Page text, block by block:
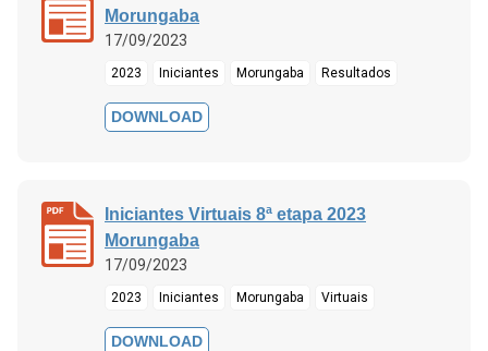
Morungaba
17/09/2023
2023 Iniciantes Morungaba Resultados
DOWNLOAD
Iniciantes Virtuais 8ª etapa 2023
Morungaba
17/09/2023
2023 Iniciantes Morungaba Virtuais
DOWNLOAD